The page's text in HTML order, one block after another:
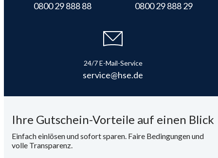
0800 29 888 88 0800 29 888 29
24/7 E-Mail-Service
service@hse.de
Ihre Gutschein-Vorteile auf einen Blick
Einfach einlösen und sofort sparen. Faire Bedingungen und
volle Transparenz.